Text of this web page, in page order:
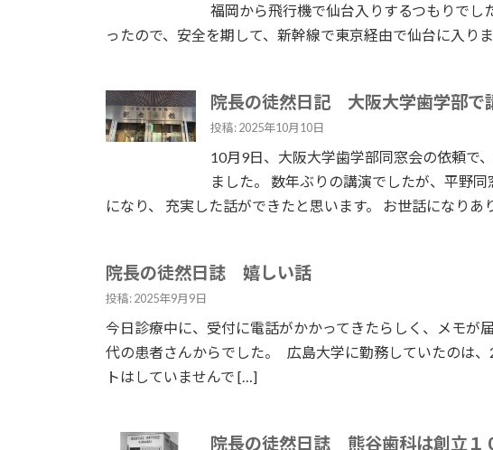
福岡から飛行機で仙台入りするつもりでし
ったので、安全を期して、新幹線で東京経由で仙台に入り
院長の徒然日記 大阪大学歯学部で
投稿: 2025年10月10日
10月9日、大阪大学歯学部同窓会の依頼で
ました。 数年ぶりの講演でしたが、平野
になり、 充実した話ができたと思います。 お世話になりあ
院長の徒然日誌 嬉しい話
投稿: 2025年9月9日
今日診療中に、受付に電話がかかってきたらしく、メモが
代の患者さんからでした。 広島大学に勤務していたのは
トはしていませんで […]
院長の徒然日誌 熊谷歯科は創立１